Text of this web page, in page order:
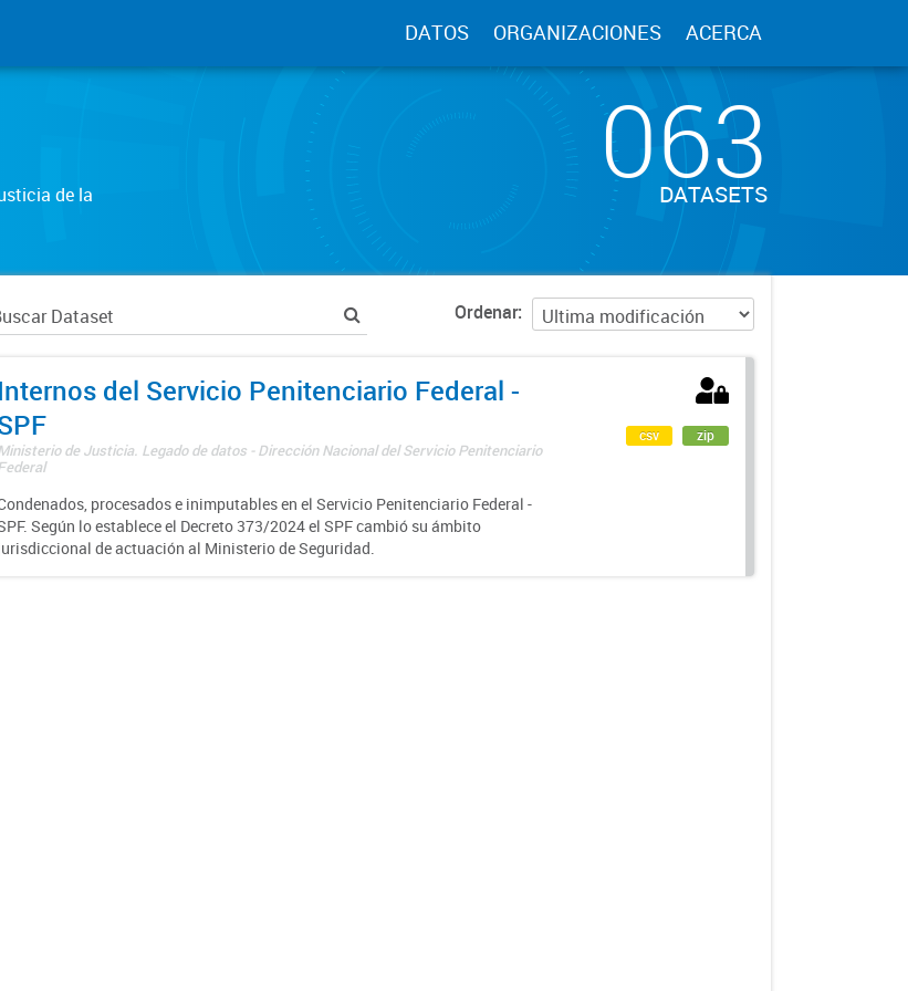
DATOS ORGANIZACIONES ACERCA
de la
063
DATASETS
Ordenar
Internos del Servicio Penitenciario Federal -
de Justicia. Legado de datos - Dirección Nacional del Servicio Penitenciario
procesados e inimputables en el Servicio Penitenciario Federal -
Según lo establece el Decreto 373/2024 el SPF cambió su ámbito
de actuación al Ministerio de Seguridad.
csv zip